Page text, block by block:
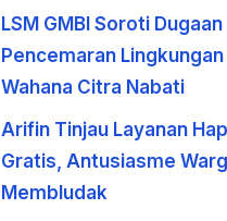
Umat
LSM GMBI Soroti Dugaan
Pencemaran
Wahana Citra Nabati
Arifin Tinjau Layanan
Gratis, Antusiasme
Membludak